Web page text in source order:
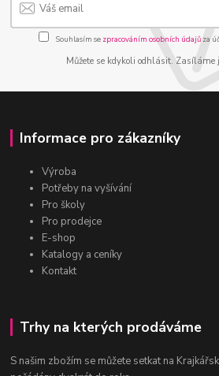
Souhlasím se zpracováním osobních údajůza
Můžete se kdykoli odhlásit. Zasíláme
Informace pro zákazníky
Výroba
Potřeby na vyšívání
Pro školy
Pro prodejce
E-shop
Katalogy a ceníky
Kontakt
Trhy na kterých prodáváme
S našim zbožím se můžete setkat na